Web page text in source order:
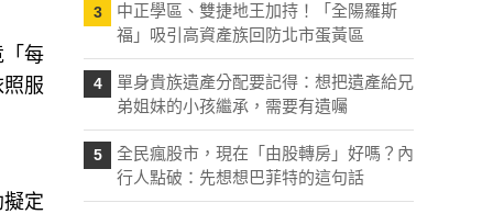
「每
服
定
3
中正學區、雙捷地王加持！「全陽羅斯
福」吸引高資產族回防北市蛋黃區
4
單身貴族遺產分配要記得：想把遺產給兄
弟姐妹的小孩繼承，需要有遺囑
5
全民瘋股市，現在「由股轉房」好嗎？內
行人點破：先想想巴菲特的這句話